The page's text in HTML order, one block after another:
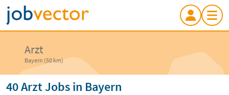
Arzt
Bayern (50 km)
40 Arzt Jobs in Bayern